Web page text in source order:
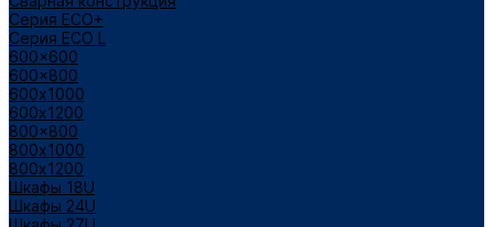
Серия ECO+
Серия ECO L
600x600
600x800
600х1000
600х1200
800x800
800х1000
800х1200
Шкафы 18U
Шкафы 24U